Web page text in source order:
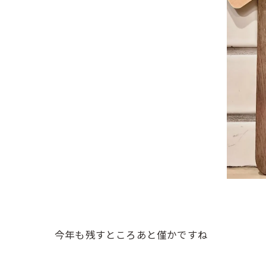
今年も残すところあと僅かですね